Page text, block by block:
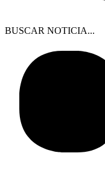
BUSCAR NOTICIA...